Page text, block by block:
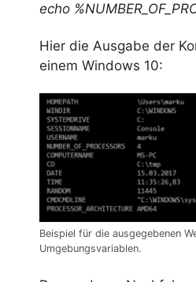
echo
Hier die Ausgabe der
einem Windows 10:
Beispiel für die ausgegebenen
Umgebungsvariablen.